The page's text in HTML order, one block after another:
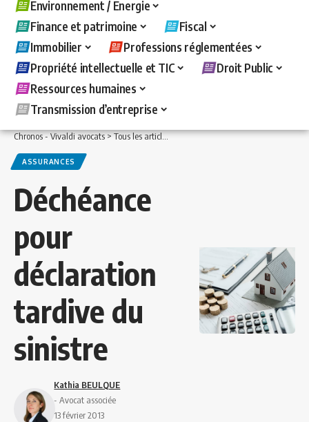
Environnement / Energie
Finance et patrimoine
Fiscal
Immobilier
Professions réglementées
Propriété intellectuelle et TIC
Droit Public
Ressources humaines
Transmission d’entreprise
Chronos - Vivaldi avocats>Tous les articles >Immobilier>Assurances>
ASSURANCES
Déchéance
pour
déclaration
tardive du
sinistre
Kathia BEULQUE
- Avocat associée
13 février 2013